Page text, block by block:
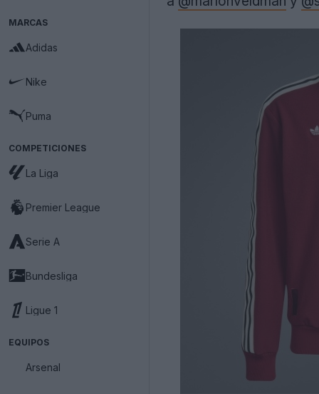
MARCAS
Adidas
Nike
Puma
COMPETICIONES
La Liga
Premier League
Serie A
Bundesliga
Ligue 1
EQUIPOS
Arsenal